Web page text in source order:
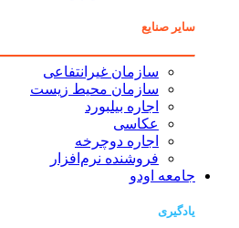
سایر صنایع
سازمان غیرانتفاعی
سازمان محیط زیست
اجاره بیلبورد
عکاسی
اجاره دوچرخه
فروشنده نرم‌افزار
جامعه اودو
یادگیری